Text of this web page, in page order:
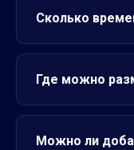
Сколько
Где можно
Можно ли